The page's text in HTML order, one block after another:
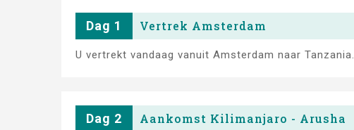
Dag 1 Vertrek Amsterdam
U vertrekt vandaag vanuit Amsterdam naar Tanzania.
Dag 2 Aankomst Kilimanjaro - Arusha